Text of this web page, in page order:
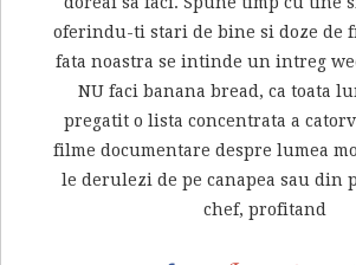
oferindu-ti stari de bine si doze de
fata noastra se intinde un intreg
NU faci banana bread, ca toata
pregatit o lista concentrata a
filme documentare despre lumea
le derulezi de pe canapea sau din
chef, profitand